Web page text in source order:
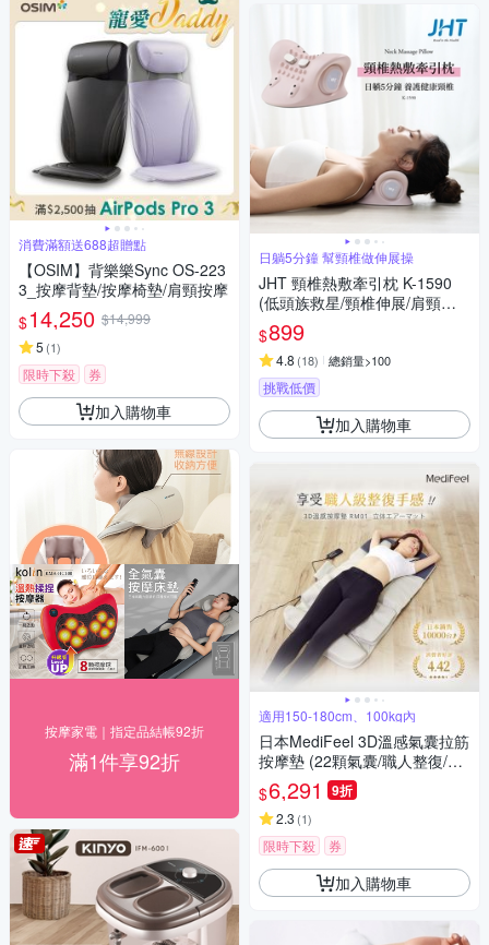
消費滿額送688超贈點
【OSIM】背樂樂Sync OS-223
3_按摩背墊/按摩椅墊/肩頸按摩
$14,250 $14,999
5 (1)
限時下殺 券
加入購物車
按摩家電｜指定品結帳92折
滿1件享92折
日躺5分鐘 幫頸椎做伸展操
JHT 頸椎熱敷牽引枕 K-1590
(低頭族救星/頸椎伸展/肩頸按
摩/5段溫控)
$899
4.8 (18) 總銷量>100
挑戰低價
加入購物車
適用150-180cm、100kg內
日本MediFeel 3D溫感氣囊拉筋
按摩墊 (22顆氣囊/職人整復/肩
頸腰臀放鬆/躺著按/長輩送禮推
薦) RM01
$6,291 9折
2.3 (1)
限時下殺 券
加入購物車